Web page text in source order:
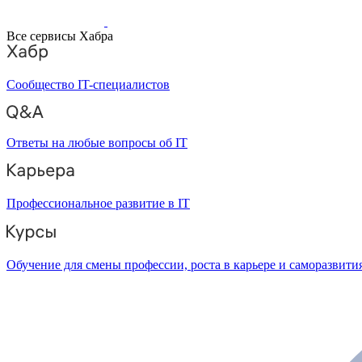
Все сервисы Хабра
Сообщество IT-специалистов
Ответы на любые вопросы об IT
Профессиональное развитие в IT
Обучение для смены профессии, роста в карьере и